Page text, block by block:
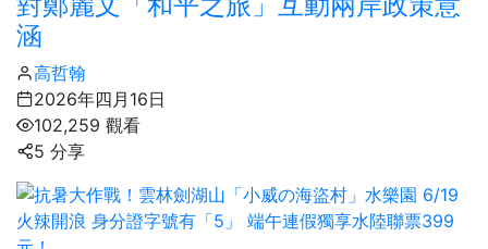
涵
高哲翰
2026年四月16日
102,259 觀看
5 分享